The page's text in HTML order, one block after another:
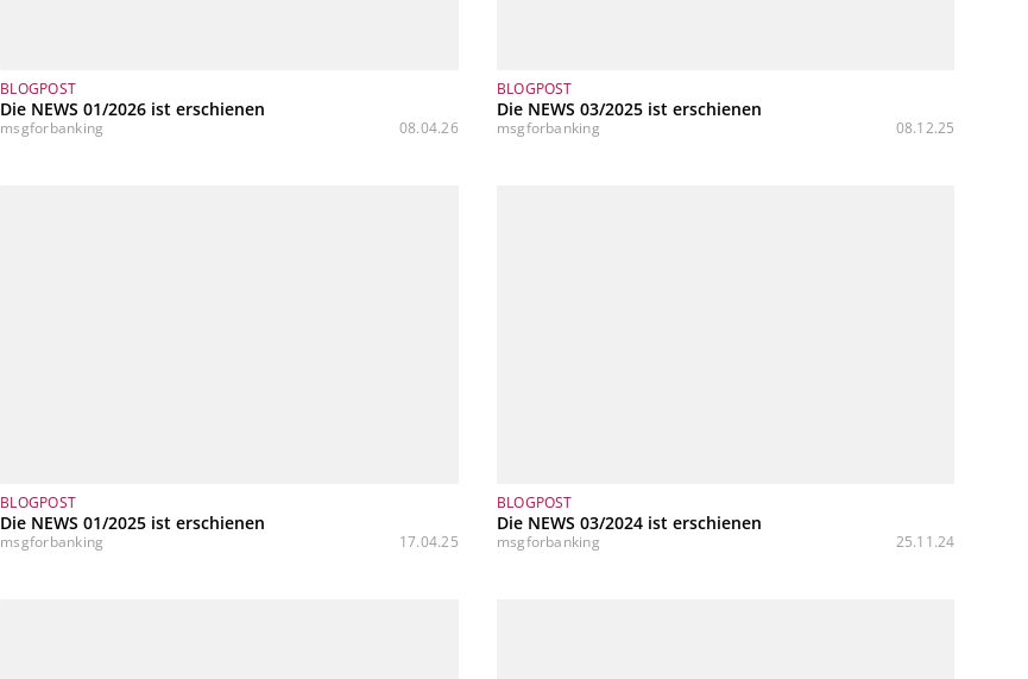
BLOGPOST
Die NEWS 01/2026 ist erschienen
msgforbanking 08.04.26
BLOGPOST
Die NEWS 03/2025 ist erschienen
msgforbanking 08.12.25
BLOGPOST
Die NEWS 01/2025 ist erschienen
msgforbanking 17.04.25
BLOGPOST
Die NEWS 03/2024 ist erschienen
msgforbanking 25.11.24